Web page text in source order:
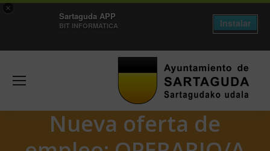
×
Sartaguda APP
BIT INFORMATICA Instalar
Nueva oferta de